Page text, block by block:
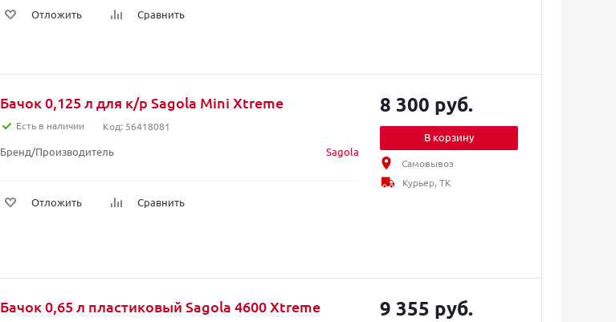
Отложить Сравнить
Бачок 0,125 л для к/р Sagola Mini Xtreme
Есть в наличии Код: 56418081
Бренд/Производитель Sagola
Отложить Сравнить
8 300 руб.
В корзину
Самовывоз
Курьер, ТК
Бачок 0,65 л пластиковый Sagola 4600 Xtreme 9 355 руб.